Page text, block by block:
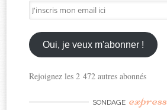
J'inscris
mon
email
ici
Oui, je veux m'abonner !
Rejoignez les 2 472 autres abonnés
SONDAGE express